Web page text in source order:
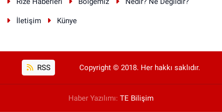
İletişim Künye
RSS Copyright © 2018. Her hakkı saklıdır.
Haber Yazılımı: TE Bilişim